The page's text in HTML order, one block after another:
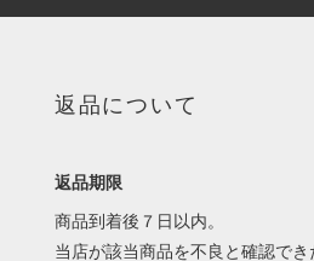
返品について
返品期限
商品到着後７日以内。
当店が該当商品を不良と確認でき